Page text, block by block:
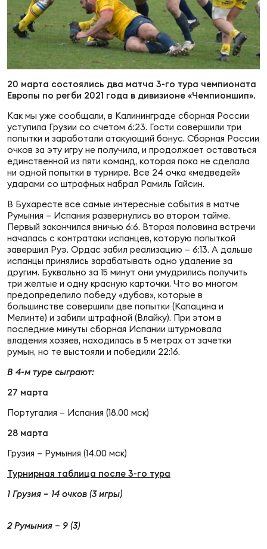
Регионы
Сборные
Антидопинг
Магазин
Контакты
20 марта состоялись два матча 3-го тура чемпионата
Европы по регби 2021 года в дивизионе «Чемпионшип».
Как мы уже сообщали, в Калининграде сборная России
уступила Грузии со счетом 6:23. Гости совершили три
попытки и заработали атакующий бонус. Сборная России
очков за эту игру не получила, и продолжает оставаться
единственной из пяти команд, которая пока не сделала
ни одной попытки в турнире. Все 24 очка «медведей»
ударами со штрафных набрал Рамиль Гайсин.
В Бухаресте все самые интересные события в матче
Румыния – Испания развернулись во втором тайме.
Первый закончился вничью 6:6. Вторая половина встречи
началась с контратаки испанцев, которую попыткой
завершил Руэ. Ордас забил реализацию – 6:13. А дальше
испанцы принялись зарабатывать одно удаление за
другим. Буквально за 15 минут они умудрились получить
три желтые и одну красную карточки. Что во многом
предопределило победу «дубов», которые в
большинстве совершили две попытки (Капацина и
Мелинте) и забили штрафной (Влайку). При этом в
последние минуты сборная Испании штурмовала
владения хозяев, находилась в 5 метрах от зачетки
румын, но те выстояли и победили 22:16.
В 4-м туре сыграют:
27 марта
Португалия – Испания (18.00 мск)
28 марта
Грузия – Румыния (14.00 мск)
Турнирная таблица после 3-го тура
1 Грузия – 14 очков (3 игры)
2 Румыния – 9 (3)
ОТПРАВИТЬ